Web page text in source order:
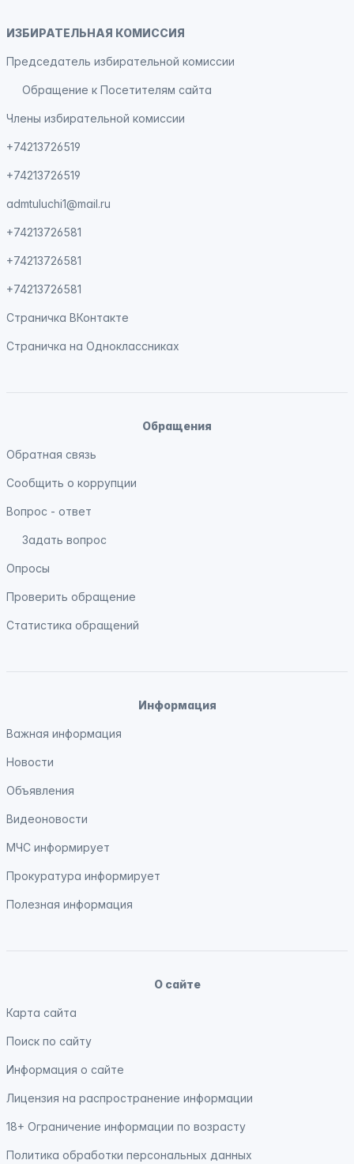
ИЗБИРАТЕЛЬНАЯ КОМИССИЯ
Председатель избирательной комиссии
Обращение к Посетителям сайта
Члены избирательной комиссии
+74213726519
+74213726519
admtuluchi1@mail.ru
+74213726581
+74213726581
+74213726581
Страничка ВКонтакте
Страничка на Одноклассниках
Обращения
Обратная связь
Сообщить о коррупции
Вопрос - ответ
Задать вопрос
Опросы
Проверить обращение
Статистика обращений
Информация
Важная информация
Новости
Объявления
Видеоновости
МЧС информирует
Прокуратура информирует
Полезная информация
О сайте
Карта сайта
Поиск по сайту
Информация о сайте
Лицензия на распространение информации
18+ Ограничение информации по возрасту
Политика обработки персональных данных